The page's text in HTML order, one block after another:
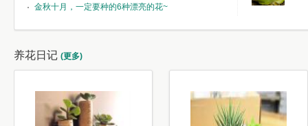
金秋十月，一定要种的6种漂亮的花~
养花日记 (更多)